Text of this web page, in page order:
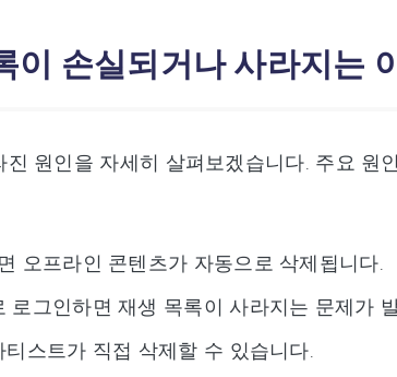
이 손실되거나 사라지는
원인을 자세히 살펴보겠습니다. 주요 원
오프라인 콘텐츠가 자동으로 삭제됩니다.
로그인하면 재생 목록이 사라지는 문제가
스트가 직접 삭제할 수 있습니다.